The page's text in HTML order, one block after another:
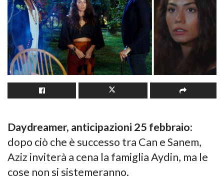
Daydreamer, anticipazioni 25 febbraio:
dopo ciò che è successo tra Can e Sanem,
Aziz inviterà a cena la famiglia Aydin, ma le
cose non si sistemeranno.